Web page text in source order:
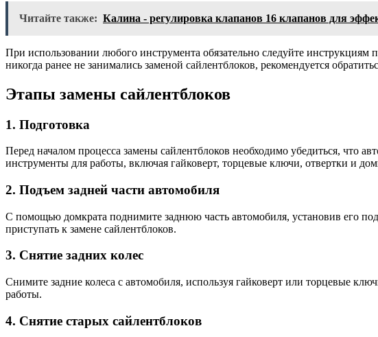
Читайте также: Калина - регулировка клапанов 16 клапанов для
При использовании любого инструмента обязательно следуйте
никогда ранее не занимались заменой сайлентблоков, рекомендуется
Этапы замены сайлентблоков
1. Подготовка
Перед началом процесса замены сайлентблоков необходимо убедиться, что
инструменты для работы, включая гайковерт, торцевые ключи, отвертки и
2. Подъем задней части автомобиля
С помощью домкрата поднимите заднюю часть автомобиля, установив его
приступать к замене сайлентблоков.
3. Снятие задних колес
Снимите задние колеса с автомобиля, используя гайковерт или торцевые
работы.
4. Снятие старых сайлентблоков